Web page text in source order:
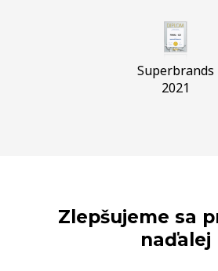
Superbrands
2021
Zlepšujeme sa
naďalej